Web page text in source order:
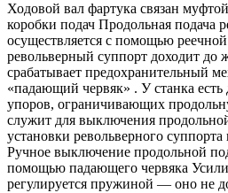
Ходовой вал фартука связан
коробки подач Продольная подача
осуществляется с помощью
револьверный суппорт доходит до
срабатывает предохранительный
«падающий червяк» . У станка
упоров, ограничивающих
служит для выключения
установки револьверного
Ручное выключение продольной
помощью падающего червяка
регулируется пружиной — оно не